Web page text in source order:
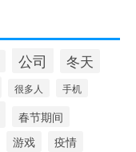
公司 冬天
很多人 手机
春节期间
游戏 疫情